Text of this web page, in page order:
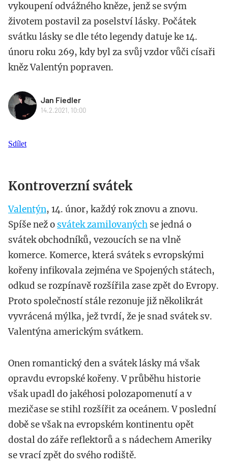
vykoupení odvážného kněze, jenž se svým
životem postavil za poselství lásky. Počátek
svátku lásky se dle této legendy datuje ke 14.
únoru roku 269, kdy byl za svůj vzdor vůči císaři
kněz Valentýn popraven.
Jan Fiedler
14.2.2021, 10:00
Sdílet
Kontroverzní svátek
Valentýn, 14. únor, každý rok znovu a znovu.
Spíše než o svátek zamilovaných se jedná o
svátek obchodníků, vezoucích se na vlně
komerce. Komerce, která svátek s evropskými
kořeny infikovala zejména ve Spojených státech,
odkud se rozpínavě rozšířila zase zpět do Evropy.
Proto společností stále rezonuje již několikrát
vyvrácená mýlka, jež tvrdí, že je snad svátek sv.
Valentýna americkým svátkem.
Onen romantický den a svátek lásky má však
opravdu evropské kořeny. V průběhu historie
však upadl do jakéhosi polozapomenutí a v
mezičase se stihl rozšířit za oceánem. V poslední
době se však na evropském kontinentu opět
dostal do záře reflektorů a s nádechem Ameriky
se vrací zpět do svého rodiště.